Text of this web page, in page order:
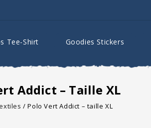
Tee-Shirt Goodies Stickers
Addict – Taille XL
/Polo Vert Addict – taille XL